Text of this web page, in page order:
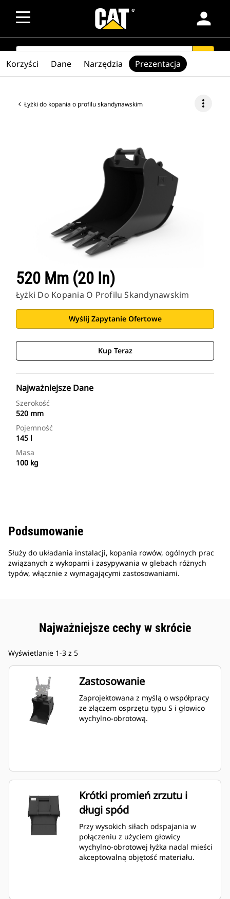
person
SEARCH
Łyżki do kopania o profilu skandynawskim more_vert
520 Mm (20 In)
Łyżki Do Kopania O Profilu Skandynawskim
Wyślij Zapytanie Ofertowe
Kup Teraz
Najważniejsze Dane
Szerokość
520 mm
Pojemność
145 l
Masa
100 kg
Korzyści Dane Narzędzia Prezentacja
Podsumowanie
Służy do układania instalacji, kopania rowów, ogólnych prac
związanych z wykopami i zasypywania w glebach różnych
typów, włącznie z wymagającymi zastosowaniami.
Najważniejsze cechy w skrócie
Wyświetlanie 1-3 z 5
Zastosowanie
Zaprojektowana z myślą o współpracy
ze złączem osprzętu typu S i głowico
wychylno-obrotową.
Krótki promień zrzutu i
długi spód
Przy wysokich siłach odspajania w
połączeniu z użyciem głowicy
wychylno-obrotowej łyżka nadal mieści
akceptowalną objętość materiału.